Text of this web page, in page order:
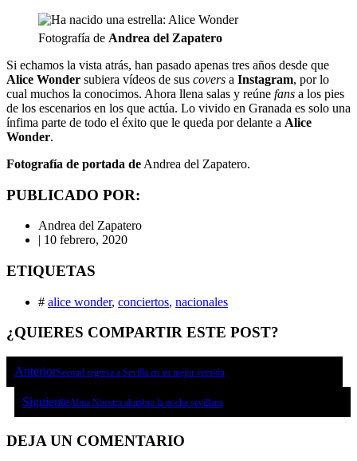
Fotografía de Andrea del Zapatero
Si echamos la vista atrás, han pasado apenas tres años desde que
Alice Wonder subiera vídeos de sus covers a Instagram, por lo
cual muchos la conocimos. Ahora llena salas y reúne fans a los pies
de los escenarios en los que actúa. Lo vivido en Granada es solo una
ínfima parte de todo el éxito que le queda por delante a Alice
Wonder.
Fotografía de portada de Andrea del Zapatero.
PUBLICADO POR:
Andrea del Zapatero
| 10 febrero, 2020
ETIQUETAS
# alice wonder, conciertos, nacionales
¿QUIERES COMPARTIR ESTE POST?
AnteriorSecond regresa a Sevilla en su mejor versión
SiguienteAlma Nuestra alumbra la noche sevillana
DEJA UN COMENTARIO